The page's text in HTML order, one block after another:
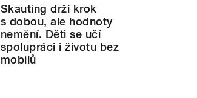
Skauting drží krok
s dobou, ale hodnoty
nemění. Děti se učí
spolupráci i životu bez
mobilů